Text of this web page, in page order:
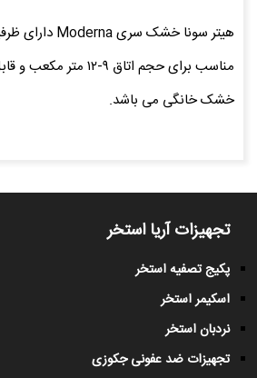
مناسب برای حجم اتاق ۹-
خشک خانگی می باشد.
تجهیزات آریا استخر
پکیج تصفیه استخر
اسکیمر استخر
نردبان استخر
تجهیزات ضد عفونی جکوزی